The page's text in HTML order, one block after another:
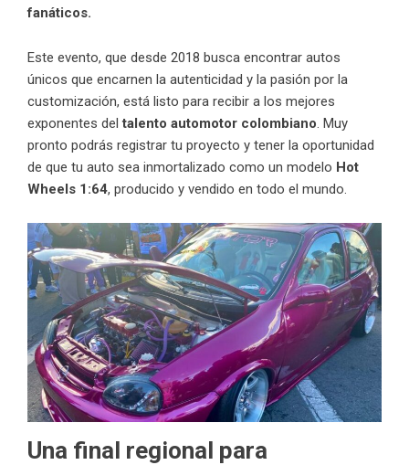
fanáticos.
Este evento, que desde 2018 busca encontrar autos
únicos que encarnen la autenticidad y la pasión por la
customización, está listo para recibir a los mejores
exponentes deltalento automotor colombiano . Muy
pronto podrás registrar tu proyecto y tener la oportunidad
de que tu auto sea inmortalizado como un modelo Hot
Wheels 1:64, producido y vendido en todo el mundo.
Una final regional para